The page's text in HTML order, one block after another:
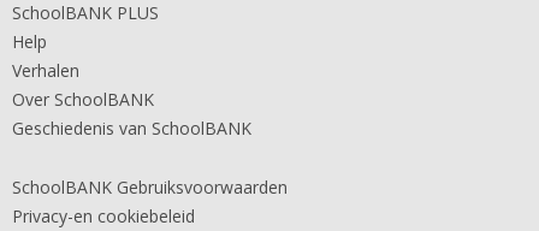
SchoolBANK PLUS
Help
Verhalen
Over SchoolBANK
Geschiedenis van SchoolBANK
SchoolBANK Gebruiksvoorwaarden
Privacy-en cookiebeleid